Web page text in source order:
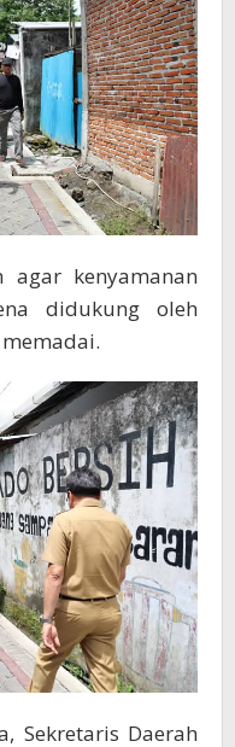
kenyamanan
didukung oleh
Sekretaris Daerah